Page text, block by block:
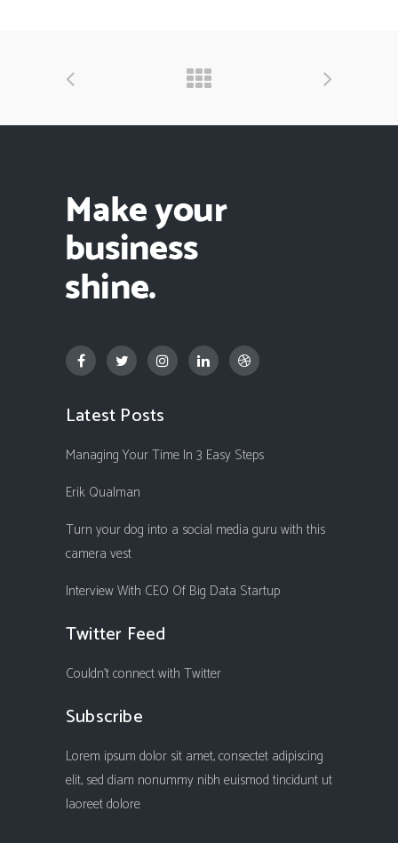
Latest Posts
Managing Your Time In 3 Easy Steps
Erik Qualman
Turn your dog into a social media guru with this
camera vest
Interview With CEO Of Big Data Startup
Twitter Feed
Couldn't connect with Twitter
Subscribe
Lorem ipsum dolor sit amet, consectet adipiscing
elit, sed diam nonummy nibh euismod tincidunt ut
laoreet dolore